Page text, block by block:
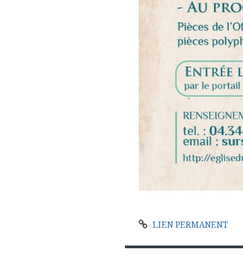
LIEN PERMANENT